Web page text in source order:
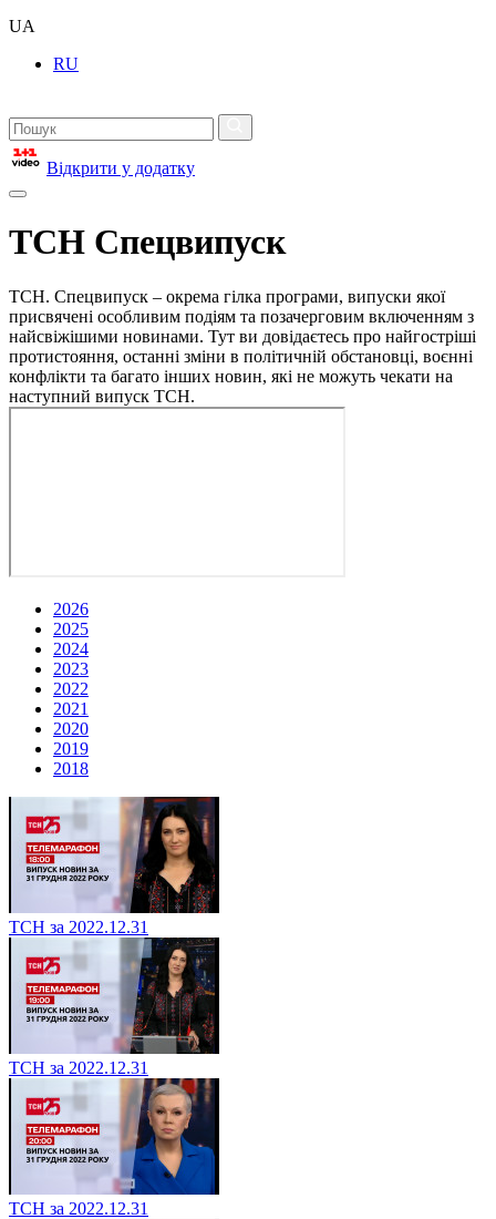
UA
RU
Відкрити у додатку
ТСН Спецвипуск
ТСН. Спецвипуск – окрема гілка програми, випуски якої
присвячені особливим подіям та позачерговим включенням з
найсвіжішими новинами. Тут ви довідаєтесь про найгостріші
протистояння, останні зміни в політичній обстановці, воєнні
конфлікти та багато інших новин, які не можуть чекати на
наступний випуск ТСН.
2026
2025
2024
2023
2022
2021
2020
2019
2018
ТСН за 2022.12.31
ТСН за 2022.12.31
ТСН за 2022.12.31